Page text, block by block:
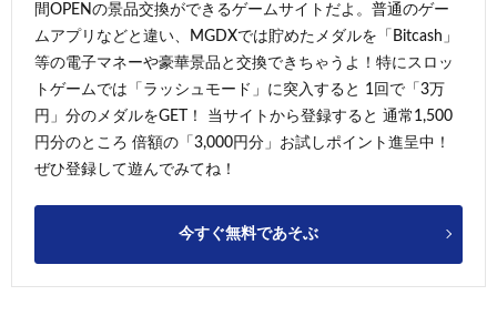
間OPENの景品交換ができるゲームサイトだよ。普通のゲー
ムアプリなどと違い、MGDXでは貯めたメダルを「Bitcash」
等の電子マネーや豪華景品と交換できちゃうよ！特にスロッ
トゲームでは「ラッシュモード」に突入すると 1回で「3万
円」分のメダルをGET！ 当サイトから登録すると 通常1,500
円分のところ 倍額の「3,000円分」お試しポイント進呈中！
ぜひ登録して遊んでみてね！
今すぐ無料であそぶ